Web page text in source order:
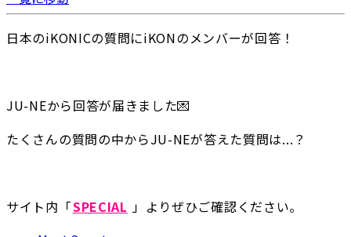
日本のiKONICの質問にiKONのメンバーが回答！
JU-NEから回答が届きました💌
たくさんの質問の中からJU-NEが答えた質問は...？
サイト内「SPECIAL 」よりぜひご確認ください。